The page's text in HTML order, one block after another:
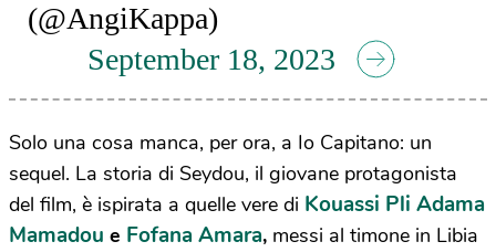
(@AngiKappa)
September 18, 2023
Solo una cosa manca, per ora, a Io Capitano: un
sequel. La storia di Seydou, il giovane protagonista
del film, è ispirata a quelle vere di Kouassi Pli Adama
Mamadou e Fofana Amara, messi al timone in Libia